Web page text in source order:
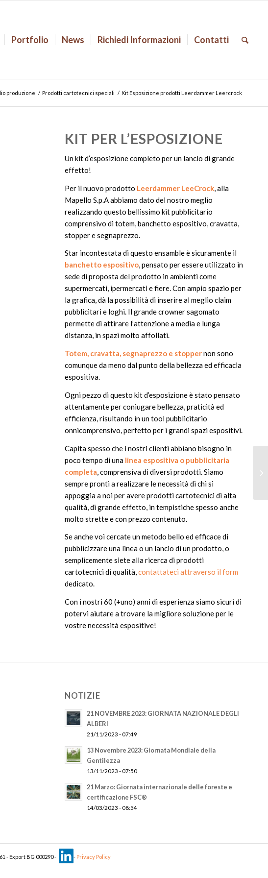
Portfolio News Richiedi Informazioni Contatti
produzione / Prodotti cartotecnici speciali / Kit Esposizione prodotti Leerdammer Leercrock
KIT PER L’ESPOSIZIONE
Un kit d’esposizione completo per un lancio di grande
effetto!
Per il nuovo prodotto Leerdammer LeeCrock , alla
Mapello S.p.A abbiamo dato del nostro meglio
realizzando questo bellissimo kit pubblicitario
comprensivo di totem, banchetto espositivo, cravatta,
stopper e segnaprezzo.
Star incontestata di questo ensamble è sicuramente il
banchetto espositivo, pensato per essere utilizzato in
sede di proposta del prodotto in ambienti come
supermercati, ipermercati e fiere. Con ampio spazio per
la grafica, dà la possibilità di inserire al meglio claim
pubblicitari e loghi. Il grande crowner sagomato
permette di attirare l’attenzione a media e lunga
distanza, in spazi molto affollati.
Totem, cravatta, segnaprezzo e stoppernon sono
comunque da meno dal punto della bellezza ed efficacia
espositiva.
Ogni pezzo di questo kit d’esposizione è stato pensato
attentamente per coniugare bellezza, praticità ed
efficienza, risultando in un tool pubblicitario
onnicomprensivo, perfetto per i grandi spazi espositivi.
Capita spesso che i nostri clienti abbiano bisogno in
poco tempo di una linea espositiva o pubblicitaria
completa , comprensiva di diversi prodotti. Siamo
sempre pronti a realizzare le necessità di chi si
appoggia a noi per avere prodotti cartotecnici di alta
qualità, di grande effetto, in tempistiche spesso anche
molto strette e con prezzo contenuto.
Se anche voi cercate un metodo bello ed efficace di
pubblicizzare una linea o un lancio di un prodotto, o
semplicemente siete alla ricerca di prodotti
cartotecnici di qualità,contattateci attraverso il form
dedicato.
Con i nostri 60 (+uno) anni di esperienza siamo sicuri di
potervi aiutare a trovare la migliore soluzione per le
vostre necessità espositive!
NOTIZIE
21 NOVEMBRE 2023: GIORNATA NAZIONALE DEGLI
ALBERI
21/11/2023 - 07:49
13 Novembre 2023: Giornata Mondiale della
Gentilezza
13/11/2023 - 07:50
21 Marzo: Giornata internazionale delle foreste e
certificazione FSC®
14/03/2023 - 08:54
- Export BG 000290 - - Privacy Policy